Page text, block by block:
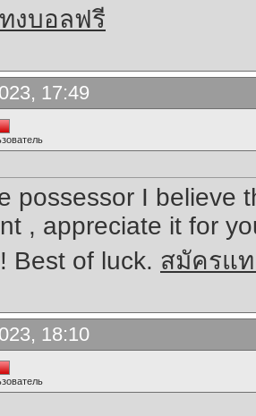
งบอลฟรี
17:49
possessor I believe
, appreciate it for
Best of luck. สมัครแ
18:10